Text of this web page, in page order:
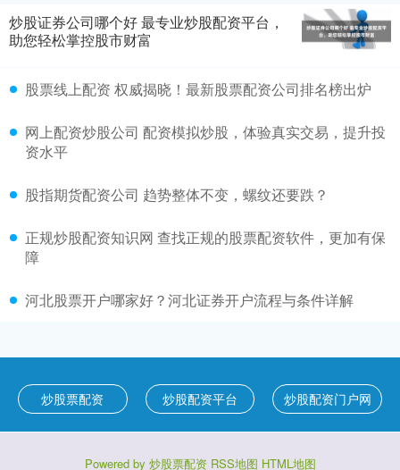
炒股证券公司哪个好 最专业炒股配资平台，
助您轻松掌控股市财富
股票线上配资 权威揭晓！最新股票配资公司排名榜出炉
网上配资炒股公司 配资模拟炒股，体验真实交易，提升投
资水平
股指期货配资公司 趋势整体不变，螺纹还要跌？
正规炒股配资知识网 查找正规的股票配资软件，更加有保
障
河北股票开户哪家好？河北证券开户流程与条件详解
炒股票配资 炒股配资平台 炒股配资门户网
Powered by 炒股票配资 RSS地图 HTML地图